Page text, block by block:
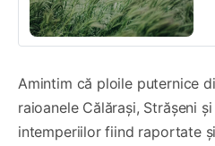
Amintim că ploile puternice
raioanele Călărași, Strășeni
intemperiilor fiind raportate